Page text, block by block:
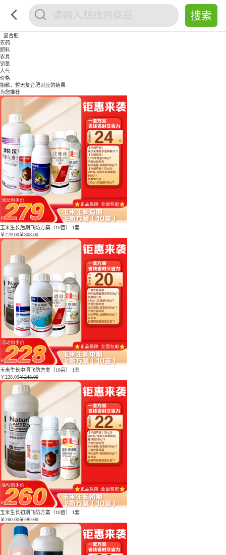
复合肥
农药
肥料
农具
销量
人气
价格
抱歉，暂无复合肥对应的结果
为您推荐
玉米生长后期飞防方案（10亩） 1套
￥279.00￥303.00
玉米生长中期飞防方案（10亩） 1套
￥228.00￥248.00
玉米生长初期飞防方案（10亩） 1套
￥260.00￥282.00